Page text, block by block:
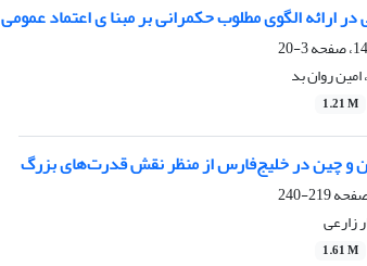
ارائه الگوی مطلوب حکمرانی بر مبنا ی اعتماد عمومی
3-20
روان بد
1.21 M
و چین در خلیج‌فارس از منظر نقش قدرت‌های بزرگ
219-240
زارعی
1.61 M